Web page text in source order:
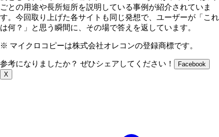
ごとの用途や長所短所を説明している事例が紹介されていま
す。今回取り上げた各サイトも同じ発想で、ユーザーが「これ
は何？」と思う瞬間に、その場で答えを返しています。
※ マイクロコピーは株式会社オレコンの登録商標です。
参考になりましたか？ ぜひシェアしてください！
Facebook
X